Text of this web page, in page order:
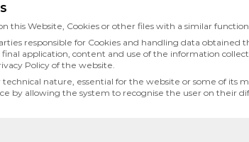
POLÍTICA DE PRIVACIDAD CONDICIONES
this Website, Cookies or other files with a similar
responsible for Cookies and handling data obtained
application, content and use of the information
Policy of the website.
technical nature, essential for the website or some of its
by allowing the system to recognise the user on their